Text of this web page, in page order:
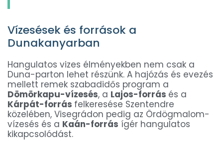
Vízesések és források a
Dunakanyarban
Hangulatos vizes élményekben nem csak a
Duna-parton lehet részünk. A hajózás és evezés
mellett remek szabadidős program a
Dömörkapu-vízesés, a Lajos-forrás és a
Kárpát-forrás felkeresése Szentendre
közelében, Visegrádon pedig az Ördögmalom-
vízesés és a Kaán-forrás ígér hangulatos
kikapcsolódást.